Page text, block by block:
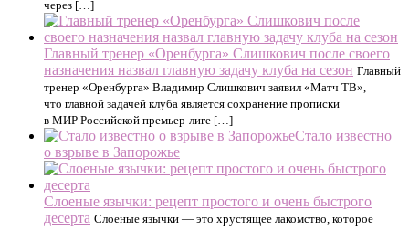
через […]
Главный тренер «Оренбурга» Слишкович после своего
назначения назвал главную задачу клуба на сезон Главный
тренер «Оренбурга» Владимир Слишкович заявил «Матч ТВ»,
что главной задачей клуба является сохранение прописки
в МИР Российской премьер‑лиге […]
Стало известно
о взрыве в Запорожье
Слоеные язычки: рецепт простого и очень быстрого
десерта Слоеные язычки — это хрустящее лакомство, которое